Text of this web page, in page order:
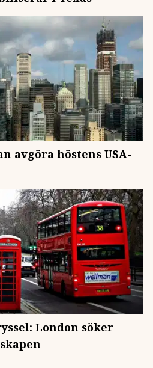
avgöra höstens USA-
London söker